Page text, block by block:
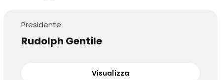
Presidente
Rudolph Gentile
Visualizza